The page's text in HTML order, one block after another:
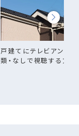
戸建てにテレビアンテ
類・なしで視聴する方法